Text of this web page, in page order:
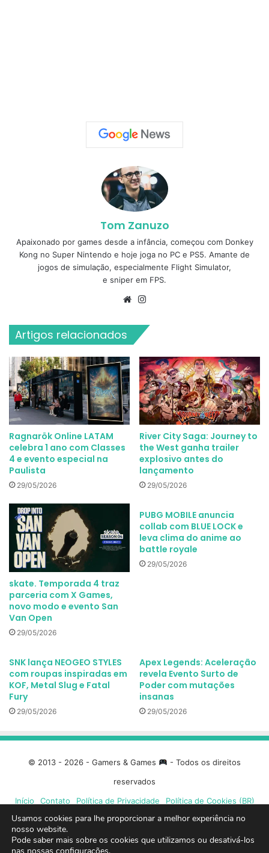
Tom Zanuzo
Apaixonado por games desde a infância, começou com Donkey
Kong no Super Nintendo e hoje joga no PC e PS5. Amante de
jogos de simulação, especialmente Flight Simulator,
e sniper em FPS.
Website
Artigos relacionados
Ragnarök Online LATAM
celebra 1 ano com Classes
4 e evento especial na
Paulista
29/05/2026
River City Saga: Journey to
the West ganha trailer
explosivo antes do
lançamento
29/05/2026
skate. Temporada 4 traz
parceria com X Games,
novo modo e evento San
Van Open
29/05/2026
PUBG MOBILE anuncia
collab com BLUE LOCK e
leva clima do anime ao
battle royale
29/05/2026
SNK lança NEOGEO STYLES
com roupas inspiradas em
KOF, Metal Slug e Fatal
Fury
29/05/2026
Apex Legends: Aceleração
revela Evento Surto de
Poder com mutações
insanas
29/05/2026
© 2013 - 2026 - Gamers & Games
- Todos os direitos
reservados
Início
Contato Política de Privacidade Política de Cookies (BR)
Facebook
X
Usamos cookies para lhe proporcionar a melhor experiência no
nosso website.
Pode saber mais sobre os cookies que utilizamos ou desativá-los